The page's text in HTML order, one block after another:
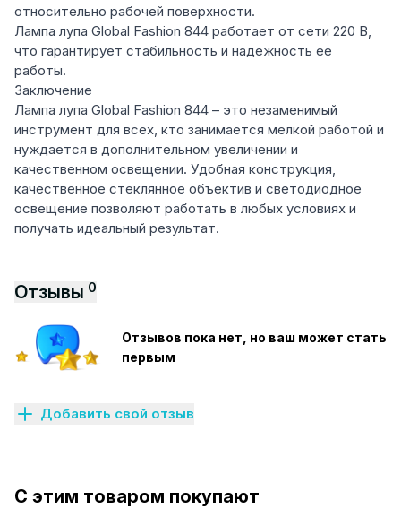
относительно рабочей поверхности.
Лампа лупа Global Fashion 844 работает от сети 220 В,
что гарантирует стабильность и надежность ее
работы.
Заключение
Лампа лупа Global Fashion 844 – это незаменимый
инструмент для всех, кто занимается мелкой работой и
нуждается в дополнительном увеличении и
качественном освещении. Удобная конструкция,
качественное стеклянное объектив и светодиодное
освещение позволяют работать в любых условиях и
получать идеальный результат.
Отзывы 0
Отзывов пока нет, но ваш может стать
первым
Добавить свой отзыв
С этим товаром покупают